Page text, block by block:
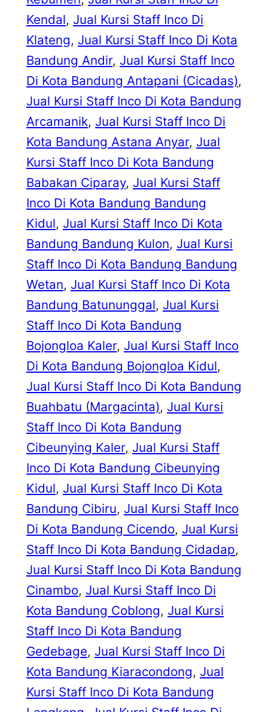
Kendal, Jual Kursi Staff Inco Di
Klateng, Jual Kursi Staff Inco Di Kota
Bandung Andir, Jual Kursi Staff Inco
Di Kota Bandung Antapani (Cicadas)
Jual Kursi Staff Inco Di Kota Bandung
Arcamanik, Jual Kursi Staff Inco Di
Kota Bandung Astana Anyar, Jual
Kursi Staff Inco Di Kota Bandung
Babakan Ciparay, Jual Kursi Staff
Inco Di Kota Bandung Bandung
Kidul, Jual Kursi Staff Inco Di Kota
Bandung Bandung Kulon, Jual Kursi
Staff Inco Di Kota Bandung Bandung
Wetan, Jual Kursi Staff Inco Di Kota
Bandung Batununggal, Jual Kursi
Staff Inco Di Kota Bandung
Bojongloa Kaler, Jual Kursi Staff Inco
Di Kota Bandung Bojongloa Kidul
Jual Kursi Staff Inco Di Kota Bandung
Buahbatu (Margacinta), Jual Kursi
Staff Inco Di Kota Bandung
Cibeunying Kaler, Jual Kursi Staff
Inco Di Kota Bandung Cibeunying
Kidul, Jual Kursi Staff Inco Di Kota
Bandung Cibiru, Jual Kursi Staff Inco
Di Kota Bandung Cicendo, Jual Kursi
Staff Inco Di Kota Bandung Cidadap
Jual Kursi Staff Inco Di Kota Bandung
Cinambo, Jual Kursi Staff Inco Di
Kota Bandung Coblong, Jual Kursi
Staff Inco Di Kota Bandung
Gedebage, Jual Kursi Staff Inco Di
Kota Bandung Kiaracondong, Jual
Kursi Staff Inco Di Kota Bandung